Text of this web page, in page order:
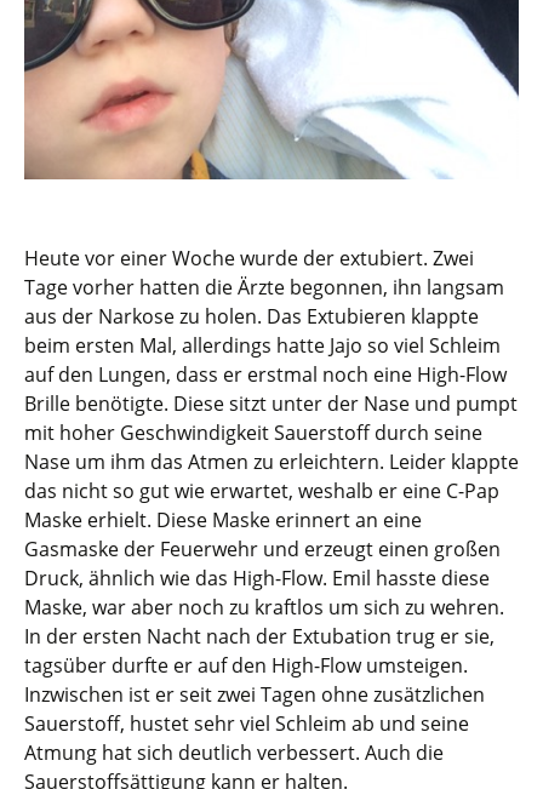
Heute vor einer Woche wurde der extubiert. Zwei
Tage vorher hatten die Ärzte begonnen, ihn langsam
aus der Narkose zu holen. Das Extubieren klappte
beim ersten Mal, allerdings hatte Jajo so viel Schleim
auf den Lungen, dass er erstmal noch eine High-Flow
Brille benötigte. Diese sitzt unter der Nase und pumpt
mit hoher Geschwindigkeit Sauerstoff durch seine
Nase um ihm das Atmen zu erleichtern. Leider klappte
das nicht so gut wie erwartet, weshalb er eine C-Pap
Maske erhielt. Diese Maske erinnert an eine
Gasmaske der Feuerwehr und erzeugt einen großen
Druck, ähnlich wie das High-Flow. Emil hasste diese
Maske, war aber noch zu kraftlos um sich zu wehren.
In der ersten Nacht nach der Extubation trug er sie,
tagsüber durfte er auf den High-Flow umsteigen.
Inzwischen ist er seit zwei Tagen ohne zusätzlichen
Sauerstoff, hustet sehr viel Schleim ab und seine
Atmung hat sich deutlich verbessert. Auch die
Sauerstoffsättigung kann er halten.